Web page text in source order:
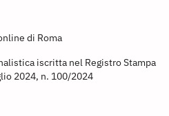
di Roma
iscritta nel Registro Stampa
2024, n. 100/2024